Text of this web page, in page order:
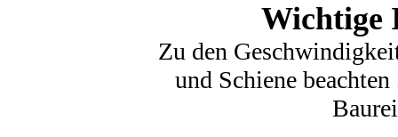
Wichtige
Zu den
und Schiene